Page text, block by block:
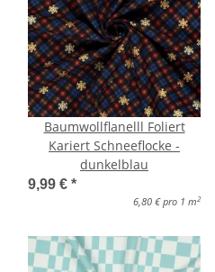
Baumwollflanelll Foliert
Kariert Schneeflocke -
dunkelblau
9,99 € *
6,80 € pro 1 m 2